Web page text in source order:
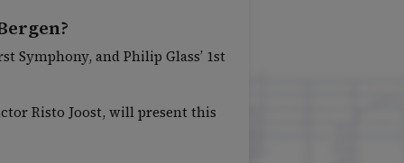
Symphony, and Philip Glass’ 1st
Risto Joost, will present this